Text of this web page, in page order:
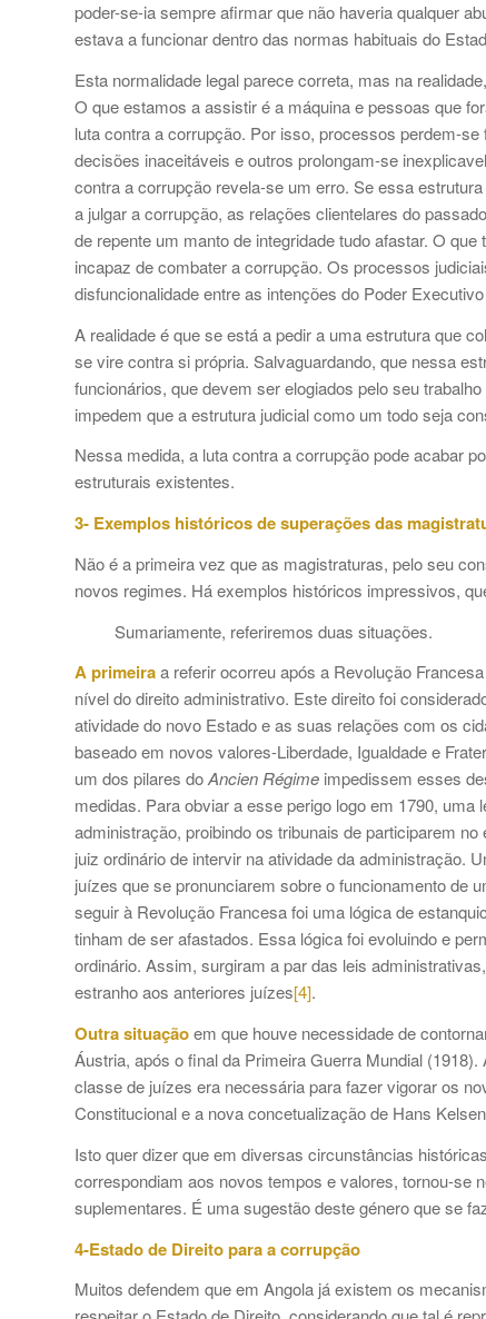
poder-se-ia sempre afirmar que não haveria qualquer
estava a funcionar dentro das normas habituais do
Esta normalidade legal parece correta, mas na
O que estamos a assistir é a máquina e pessoas que
luta contra a corrupção. Por isso, processos perdem-
decisões inaceitáveis e outros prolongam-se
contra a corrupção revela-se um erro. Se essa
a julgar a corrupção, as relações clientelares do
de repente um manto de integridade tudo afastar. O
incapaz de combater a corrupção. Os processos
disfuncionalidade entre as intenções do Poder
A realidade é que se está a pedir a uma estrutura que
se vire contra si própria. Salvaguardando, que nessa
funcionários, que devem ser elogiados pelo seu
impedem que a estrutura judicial como um todo seja
Nessa medida, a luta contra a corrupção pode acabar
estruturais existentes.
3- Exemplos históricos de superações das
Não é a primeira vez que as magistraturas, pelo seu
novos regimes. Há exemplos históricos impressivos,
Sumariamente, referiremos duas situações.
A primeiraa referir ocorreu após a Revolução
nível do direito administrativo. Este direito foi
atividade do novo Estado e as suas relações com os
baseado em novos valores-Liberdade, Igualdade e
um dos pilares doAncien Régime impedissem esses
medidas. Para obviar a esse perigo logo em 1790,
administração, proibindo os tribunais de participarem
juiz ordinário de intervir na atividade da administração.
juízes que se pronunciarem sobre o funcionamento de
seguir à Revolução Francesa foi uma lógica de
tinham de ser afastados. Essa lógica foi evoluindo e
ordinário. Assim, surgiram a par das leis
estranho aos anteriores juízes[4].
Outra situaçãoem que houve necessidade de
Áustria, após o final da Primeira Guerra Mundial
classe de juízes era necessária para fazer vigorar os
Constitucional e a nova concetualização de Hans
Isto quer dizer que em diversas circunstâncias
correspondiam aos novos tempos e valores, tornou-se
suplementares. É uma sugestão deste género que se
4-Estado de Direito para a corrupção
Muitos defendem que em Angola já existem os